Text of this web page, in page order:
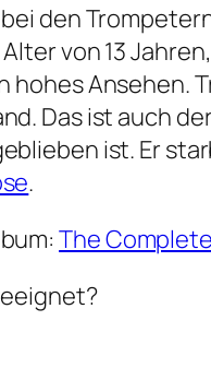
den
von 13
hohes Ansehen.
Das ist auch
ist. Er
.
The